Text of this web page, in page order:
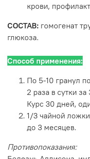
крови,
СОСТАВ: гомогенат
глюкоза.
Способ применения:
По 5-10 гранул
2 раза в сутки
Курс 30 дней,
1/3 чайной
до 3 месяцев.
Противопоказания: